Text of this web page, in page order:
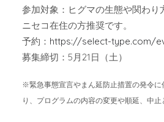
参加対象：ヒグマの生態や関わ
ニセコ在住の方推奨です。
予約： https://select-type.com/
募集締切：5月21日（土）
※緊急事態宣言やまん延防止措置の発令に
り、プログラムの内容の変更や順延、中止